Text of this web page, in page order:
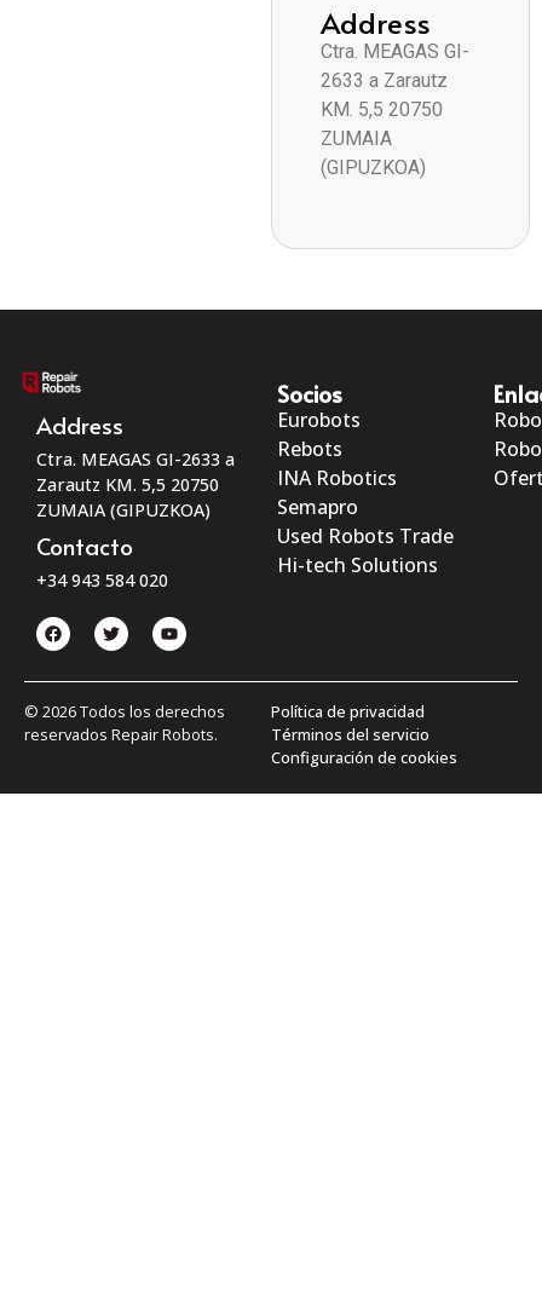
Address
Ctra. MEAGAS GI-
2633 a Zarautz
KM. 5,5 20750
ZUMAIA
(GIPUZKOA)
Address
Ctra. MEAGAS GI-2633 a
Zarautz KM. 5,5 20750
ZUMAIA (GIPUZKOA)
Contacto
+34 943 584 020
Socios
Eurobots
Rebots
INA Robotics
Semapro
Used Robots Trade
Hi-tech Solutions
© 2026 Todos los derechos
reservados Repair Robots.
Política de privacidad
Términos del servicio
Configuración de cookies